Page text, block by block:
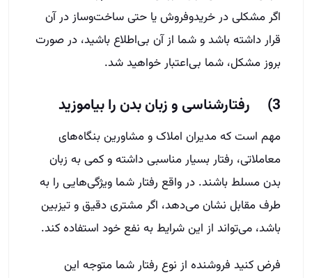
اگر مشکلی در خرید‌وفروش یا حتی ساخت‌وساز در آن
قرار داشته باشد و شما از آن بی‌اطلاع باشید، در صورت
بروز مشکل، شما بی‌اعتبار خواهید شد.
3) رفتارشناسی و زبان بدن را بیاموزید
مهم است که مدیران املاک و مشاورین بنگاه‌های
معاملاتی، رفتار بسیار مناسبی داشته و کمی به زبان
بدن مسلط باشند. در واقع رفتار شما ویژگی‌هایی را به
طرف مقابل نشان می‌دهد، اگر مشتری دقیق و تیزبین
باشد، می‌تواند از این شرایط به نفع خود استفاده کند.
فرض کنید فروشنده از نوع رفتار شما متوجه این